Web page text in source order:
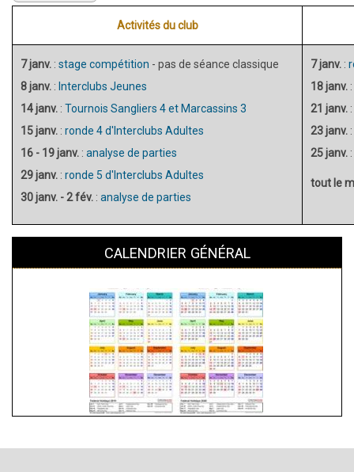
Activités du club
7 janv. : stage compétition - pas de séance classique
8 janv. : Interclubs Jeunes
14 janv. : Tournois Sangliers 4 et Marcassins 3
15 janv. : ronde 4 d'Interclubs Adultes
16 - 19 janv. : analyse de parties
29 janv. : ronde 5 d'Interclubs Adultes
30 janv. - 2 fév. : analyse de parties
7 janv. :
18 janv. :
21 janv. :
23 janv. :
25 janv. :
tout le
CALENDRIER GÉNÉRAL